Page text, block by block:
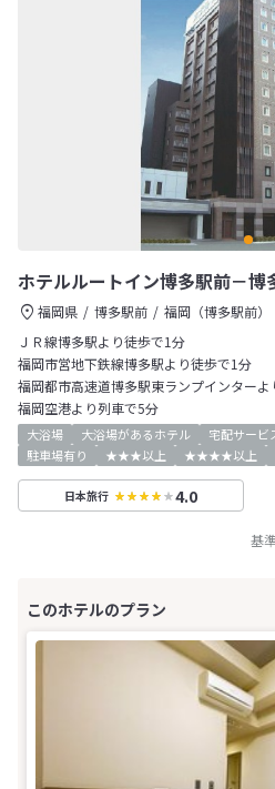
ホテルルートイン博多駅前－博
福岡県 博多駅前
福岡（博多駅前）
ＪＲ線博多駅より徒歩で1分
福岡市営地下鉄線博多駅より徒歩で1分
福岡都市高速道博多駅東ランプインターよ
福岡空港より列車で5分
大浴場 大浴場があるホテル 宅配サービ
駐車場有り
★★★以上 ★★★★以上
日本旅行 4.0
基